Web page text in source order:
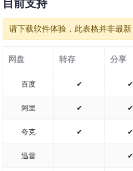
目前支持
请下载软件体验，此表格并非最新
网盘 转存 分享
百度 ✔ ✔
阿里 ✔ ✔
夸克 ✔ ✔
迅雷 ✔